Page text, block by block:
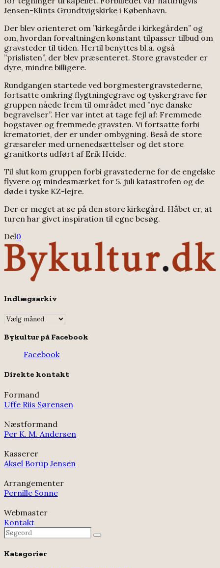
Jensen-Klints Grundtvigskirke i København.
Der blev orienteret om ”kirkegårde i kirkegården” og
om, hvordan forvaltningen konstant tilpasser tilbud om
gravsteder til tiden. Hertil benyttes bl.a. også
”prislisten”, der blev præsenteret. Store gravsteder er
dyre, mindre billigere.
Rundgangen startede ved borgmestergravstederne,
fortsatte omkring flygtningegrave og tyskergrave før
gruppen nåede frem til området med ”nye danske
begravelser”. Her var intet at tage fejl af: Fremmede
bogstaver og fremmede gravsten. Vi fortsatte forbi
krematoriet, der er under ombygning. Beså de store
græsareler med urnenedsættelser og det store
granitkorts udført af Erik Heide.
Til slut kom gruppen forbi gravstederne for de engelske
flyvere og mindesmærket for 5. juli katastrofen og de
døde i tyske KZ-lejre.
Der er meget at se på den store kirkegård. Håbet er, at
turen har givet inspiration til egne besøg.
Del0
Indlægsarkiv
Indlægsarkiv
Bykultur på Facebook
Facebook
Direkte kontakt
Formand
Uffe Riis Sørensen
Næstformand
Per K. M. Andersen
Kasserer
Aksel Borup Jensen
Arrangementer
Pernille Sonne
Webmaster
Kontakt
Search
for:
Search
Kategorier